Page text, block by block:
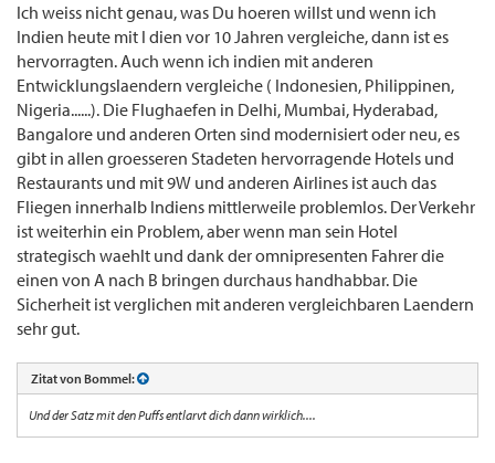
Ich weiss nicht genau, was Du hoeren willst und wenn ich
Indien heute mit I dien vor 10 Jahren vergleiche, dann ist es
hervorragten. Auch wenn ich indien mit anderen
Entwicklungslaendern vergleiche ( Indonesien, Philippinen,
Nigeria......). Die Flughaefen in Delhi, Mumbai, Hyderabad,
Bangalore und anderen Orten sind modernisiert oder neu, es
gibt in allen groesseren Stadeten hervorragende Hotels und
Restaurants und mit 9W und anderen Airlines ist auch das
Fliegen innerhalb Indiens mittlerweile problemlos. Der Verkehr
ist weiterhin ein Problem, aber wenn man sein Hotel
strategisch waehlt und dank der omnipresenten Fahrer die
einen von A nach B bringen durchaus handhabbar. Die
Sicherheit ist verglichen mit anderen vergleichbaren Laendern
sehr gut.
Zitat von Bommel:
Und der Satz mit den Puffs entlarvt dich dann wirklich....